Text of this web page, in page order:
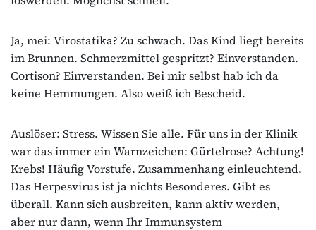
Ja, mei: Virostatika? Zu schwach. Das Kind liegt bereits
im Brunnen. Schmerzmittel gespritzt? Einverstanden.
Cortison? Einverstanden. Bei mir selbst hab ich da
keine Hemmungen. Also weiß ich Bescheid.
Auslöser: Stress. Wissen Sie alle. Für uns in der Klinik
war das immer ein Warnzeichen: Gürtelrose? Achtung!
Krebs! Häufig Vorstufe. Zusammenhang einleuchtend.
Das Herpesvirus ist ja nichts Besonderes. Gibt es
überall. Kann sich ausbreiten, kann aktiv werden,
aber nur dann, wenn Ihr Immunsystem